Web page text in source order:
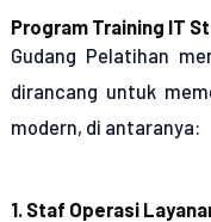
Program Training IT
Gudang Pelatihan
dirancang untuk
modern, di antaranya:
1. Staf Operasi